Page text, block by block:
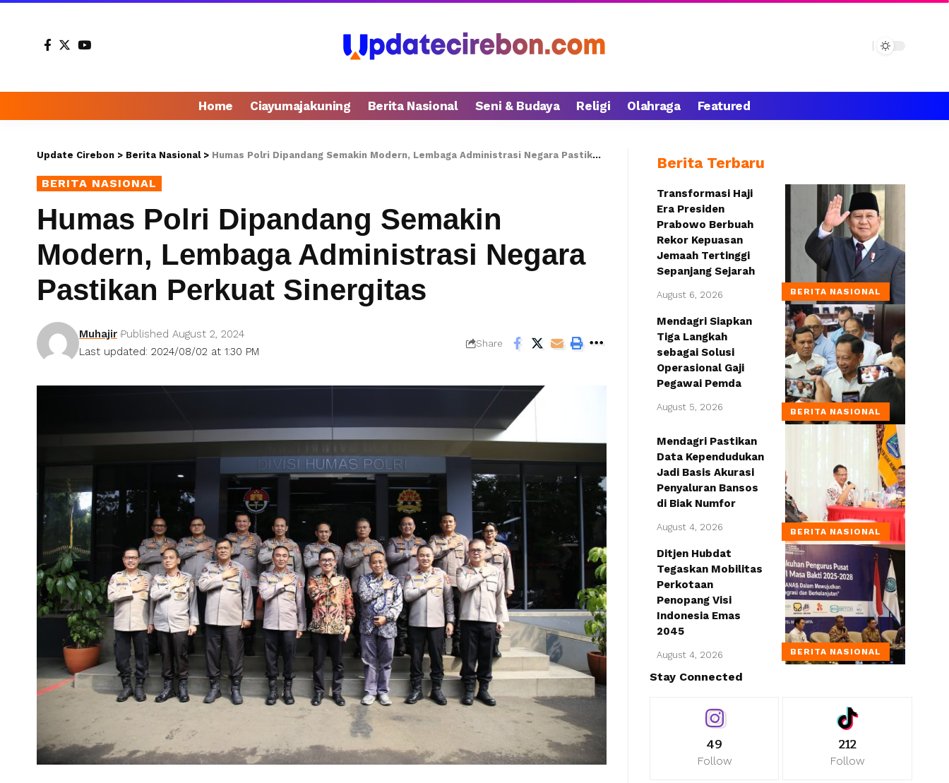
Home Ciayumajakuning Berita Nasional Seni & Budaya Religi Olahraga Featured
Update Cirebon > Berita Nasional> Humas Polri Dipandang Semakin Modern, Lembaga Administrasi Negara Pastikan Perkuat Sinergitas
BERITA NASIONAL
Humas Polri Dipandang Semakin
Modern, Lembaga Administrasi Negara
Pastikan Perkuat Sinergitas
Last updated: 2024/08/02 at 1:30 PM
Muhajir Published August 2, 2024
Share
Berita Terbaru
BERITA NASIONAL
Transformasi Haji
Era Presiden
Prabowo Berbuah
Rekor Kepuasan
Jemaah Tertinggi
Sepanjang Sejarah
August 6, 2026
BERITA NASIONAL
Mendagri Siapkan
Tiga Langkah
sebagai Solusi
Operasional Gaji
Pegawai Pemda
August 5, 2026
BERITA NASIONAL
Mendagri Pastikan
Data Kependudukan
Jadi Basis Akurasi
Penyaluran Bansos
di Biak Numfor
August 4, 2026
BERITA NASIONAL
Ditjen Hubdat
Tegaskan Mobilitas
Perkotaan
Penopang Visi
Indonesia Emas
2045
August 4, 2026
Stay Connected
49
Follow
212
Follow